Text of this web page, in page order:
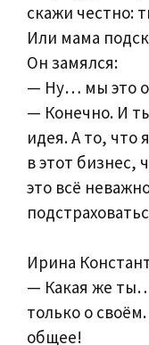
скажи честно:
Или мама
Он замялся:
— Ну… мы это
— Конечно. И
идея. А то, что
в этот бизнес,
это всё
Ирина
— Какая же
только о
общее!